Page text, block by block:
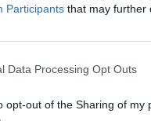
Participants that may further
Data Processing Opt Outs
opt-out of the Sharing of my